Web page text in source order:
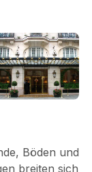
Böden und
breiten sich